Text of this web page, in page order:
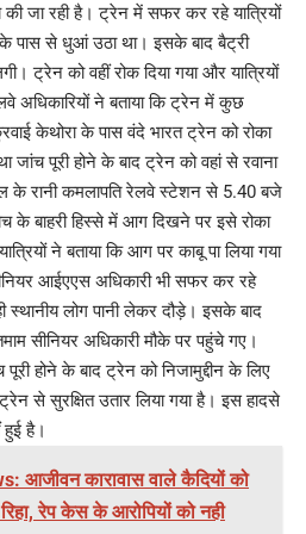
जा रही है। ट्रेन में सफर कर रहे यात्रियों
के पास से धुआं उठा था। इसके बाद बैट्री
ट्रेन को वहीं रोक दिया गया और यात्रियों
अधिकारियों ने बताया कि ट्रेन में कुछ
केथोरा के पास वंदे भारत ट्रेन को रोका
जांच पूरी होने के बाद ट्रेन को वहां से रवाना
के रानी कमलापति रेलवे स्टेशन से 5.40 बजे
के बाहरी हिस्से में आग दिखने पर इसे रोका
ने बताया कि आग पर काबू पा लिया गया
आईएएस अधिकारी भी सफर कर रहे
लोग पानी लेकर दौड़े। इसके बाद
सीनियर अधिकारी मौके पर पहुंचे गए।
होने के बाद ट्रेन को निजामुद्दीन के लिए
ट्रेन से सुरक्षित उतार लिया गया है। इस हादसे
हुई है।
आजीवन कारावास वाले कैदियों को
रेप केस के आरोपियों को नही